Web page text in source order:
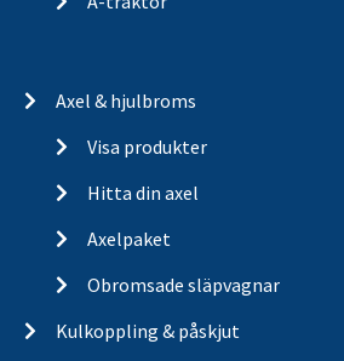
Axel & hjulbroms
Visa produkter
Hitta din axel
Axelpaket
Obromsade släpvagnar
Kulkoppling & påskjut